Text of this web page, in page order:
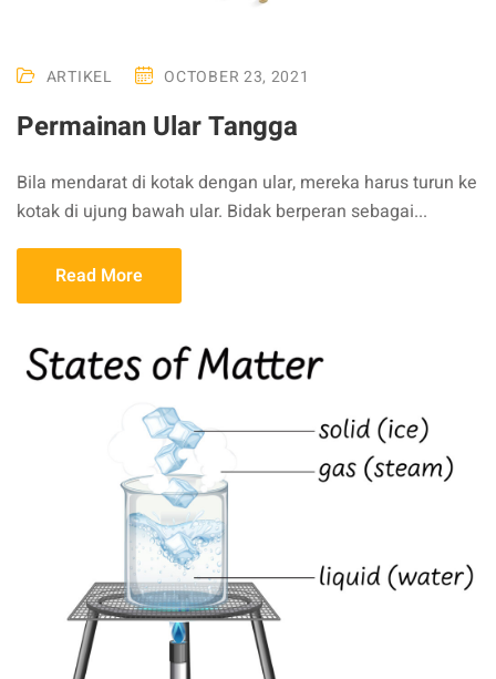
ARTIKEL OCTOBER 23, 2021
Permainan Ular Tangga
Bila mendarat di kotak dengan ular, mereka harus turun ke
kotak di ujung bawah ular. Bidak berperan sebagai...
Read More